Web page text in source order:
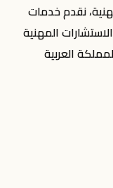
نقدم خدمات
المهنية
العربية